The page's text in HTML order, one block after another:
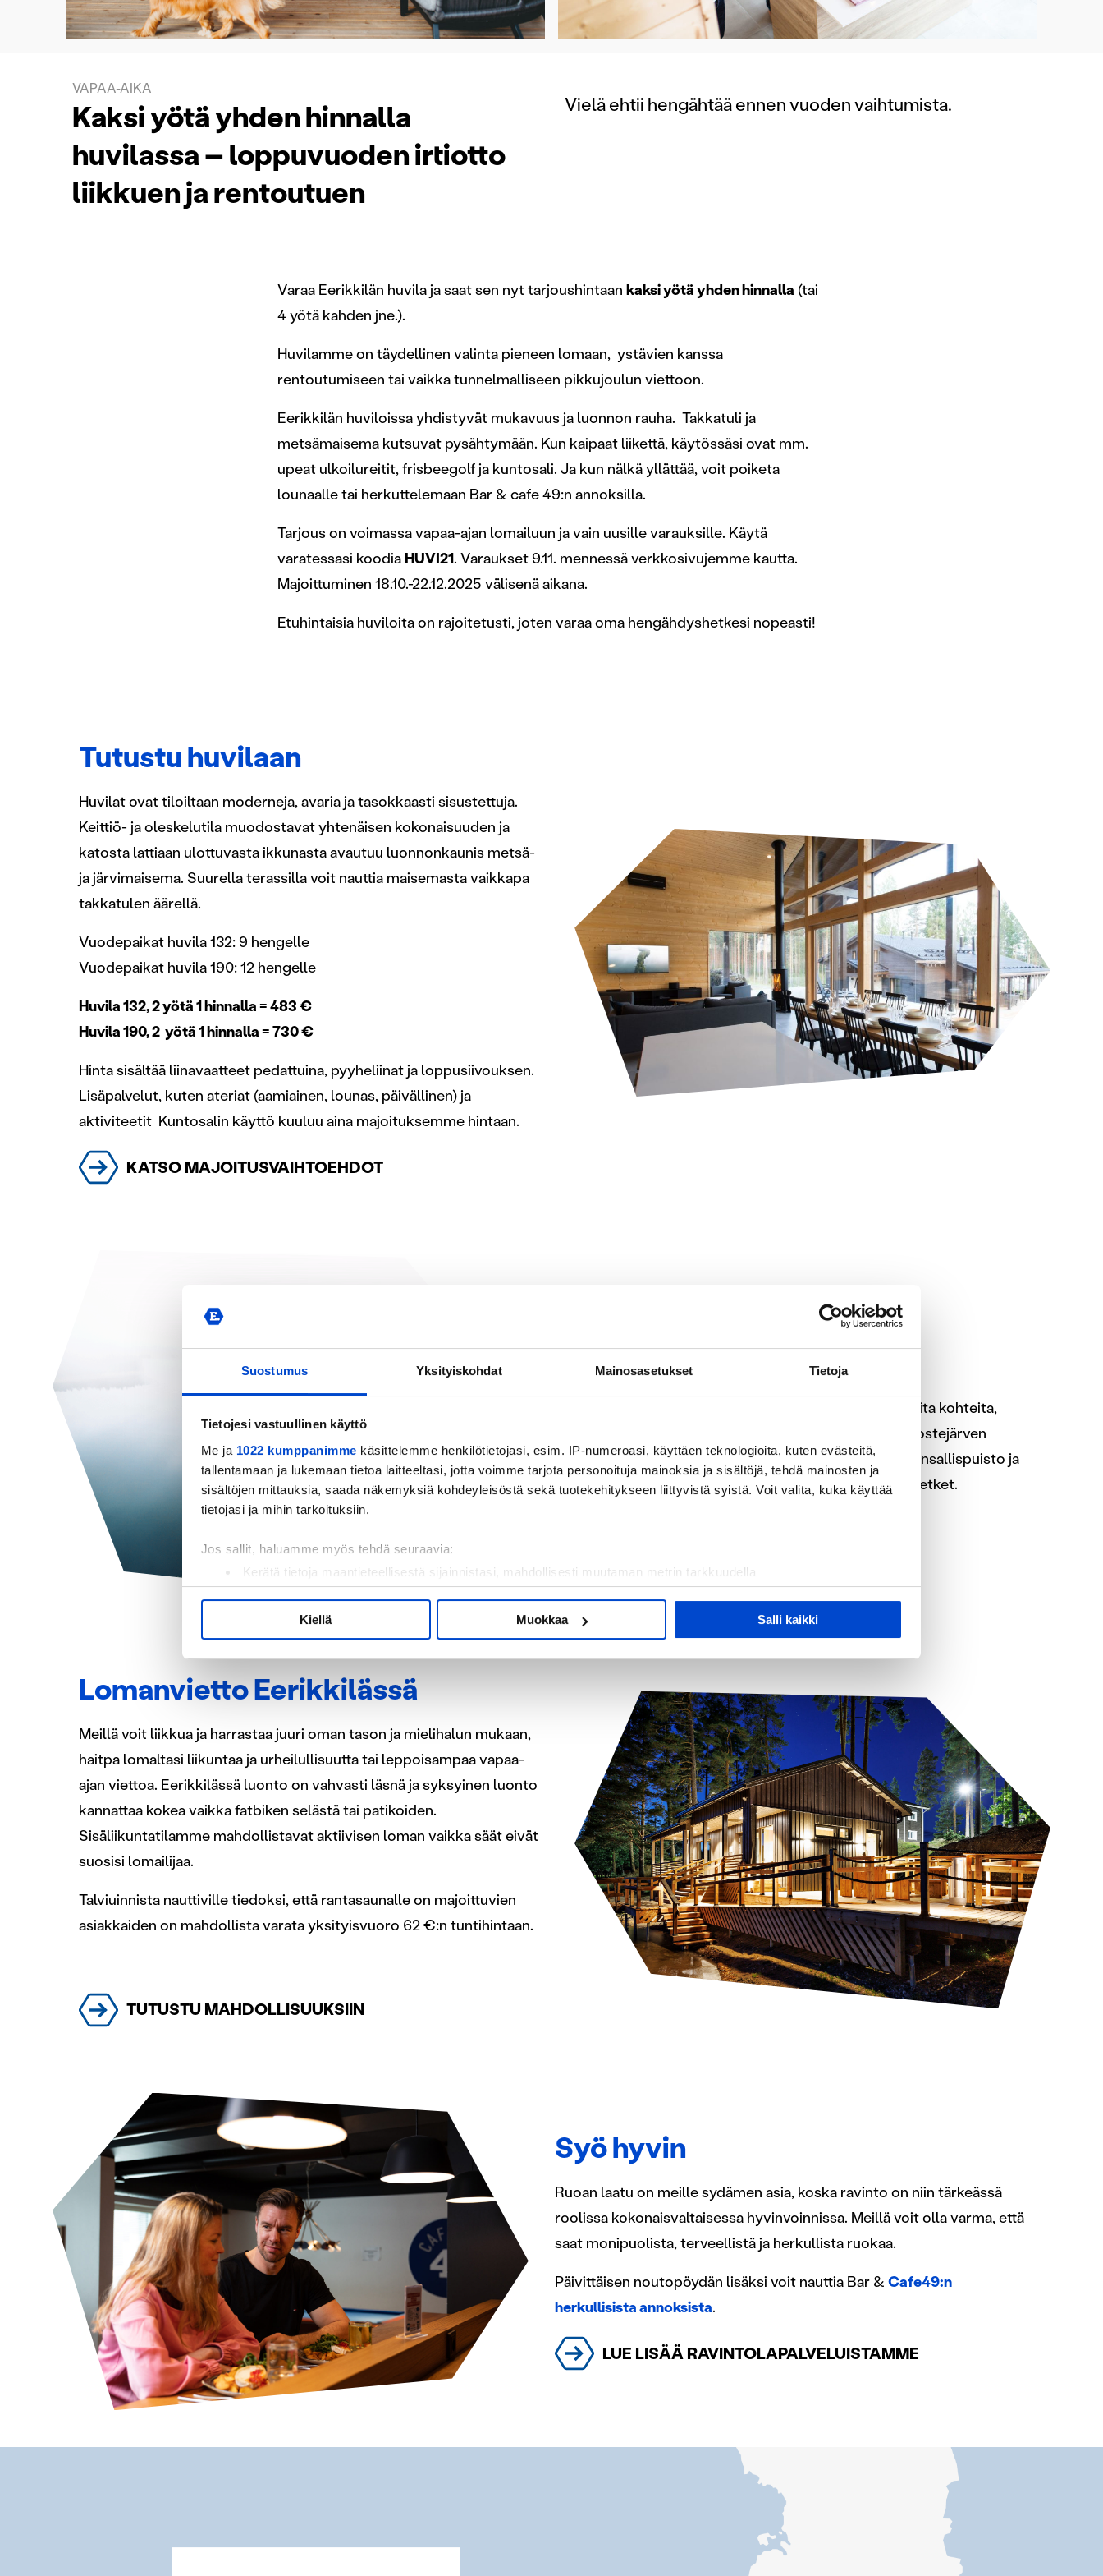
Suostumus Yksityiskohdat Mainosasetukset Tietoja
Tietojesi vastuullinen käyttö
Me ja 1022 kumppanimme käsittelemme henkilötietojasi, esim. IP-numeroasi, käyttäen teknologioita, kuten evästeitä,
tallentamaan ja lukemaan tietoa laitteeltasi, jotta voimme tarjota personoituja mainoksia ja sisältöjä, tehdä mainosten ja
sisältöjen mittauksia, saada näkemyksiä kohdeyleisöstä sekä tuotekehitykseen liittyvistä syistä. Voit valita, kuka käyttää
tietojasi ja mihin tarkoituksiin.
Jos sallit, haluamme myös tehdä seuraavia:
Kerätä tietoja maantieteellisestä sijainnistasi, mahdollisesti muutaman metrin tarkkuudella
Tunnistaa laitteesi skannaamalla sen ominaispiirteitä aktiivisesti (sormenjäljen muodostaminen)
Lue lisää siitä, miten henkilötietojasi käsitellään ja miten voit määrittää asetuksesi
. Voit muuttaa
suostumustasi tai peruuttaa sen milloin vain evästeilmoituksessa.
ja kävijämäärämme analysoimiseen. Lisäksi jaamme sosiaalisen median, mainosalan ja analytiikka-alan
kumppaneillemme tietoja siitä, miten käytät sivustoamme. Kumppanimme voivat yhdistää näitä tietoja muihin tietoihin, joita
olet antanut heille tai joita on kerätty, kun olet käyttänyt heidän palvelujaan.
Kiellä Muokkaa Salli kaikki
VAPAA-AIKA
Kaksi yötä yhden hinnalla
huvilassa – loppuvuoden irtiotto
liikkuen ja rentoutuen
Vielä ehtii hengähtää ennen vuoden vaihtumista.
Varaa Eerikkilän huvila ja saat sen nyt tarjoushintaan kaksi yötä yhden hinnalla (tai
4 yötä kahden jne.).
Huvilamme on täydellinen valinta pieneen lomaan, ystävien kanssa
rentoutumiseen tai vaikka tunnelmalliseen pikkujoulun viettoon.
Eerikkilän huviloissa yhdistyvät mukavuus ja luonnon rauha. Takkatuli ja
metsämaisema kutsuvat pysähtymään. Kun kaipaat liikettä, käytössäsi ovat mm.
upeat ulkoilureitit, frisbeegolf ja kuntosali. Ja kun nälkä yllättää, voit poiketa
lounaalle tai herkuttelemaan Bar & cafe 49:n annoksilla.
Tarjous on voimassa vapaa-ajan lomailuun ja vain uusille varauksille. Käytä
varatessasi koodiaHUVI21. Varaukset 9.11. mennessä verkkosivujemme kautta.
Majoittuminen 18.10.-22.12.2025 välisenä aikana.
Etuhintaisia huviloita on rajoitetusti, joten varaa oma hengähdyshetkesi nopeasti!
Tutustu huvilaan
Huvilat ovat tiloiltaan moderneja, avaria ja tasokkaasti sisustettuja.
Keittiö- ja oleskelutila muodostavat yhtenäisen kokonaisuuden ja
katosta lattiaan ulottuvasta ikkunasta avautuu luonnonkaunis metsä-
ja järvimaisema. Suurella terassilla voit nauttia maisemasta vaikkapa
takkatulen äärellä.
Vuodepaikat huvila 132: 9 hengelle
Vuodepaikat huvila 190: 12 hengelle
Huvila 132, 2 yötä 1 hinnalla = 483 €
Huvila 190, 2 yötä 1 hinnalla = 730 €
Hinta sisältää liinavaatteet pedattuina, pyyheliinat ja loppusiivouksen.
Lisäpalvelut, kuten ateriat (aamiainen, lounas, päivällinen) ja
aktiviteetit Kuntosalin käyttö kuuluu aina majoituksemme hintaan.
KATSO MAJOITUSVAIHTOEHDOT
lähiympäristössä
Eerikkilän välittömästä läheisyydestä löydät useita upeita kohteita,
jotka tarjoavat kävijälleen hienoja luontoelämyksiä. Ruostejärven
virkistysalue, Liesjärven kansallispuisto, Torronsuon kansallispuisto ja
Melkuttimien alue mahdollistavat ikimuistoiset luontoretket.
Lomanvietto Eerikkilässä
Meillä voit liikkua ja harrastaa juuri oman tason ja mielihalun mukaan,
haitpa lomaltasi liikuntaa ja urheilullisuutta tai leppoisampaa vapaa-
ajan viettoa. Eerikkilässä luonto on vahvasti läsnä ja syksyinen luonto
kannattaa kokea vaikka fatbiken selästä tai patikoiden.
Sisäliikuntatilamme mahdollistavat aktiivisen loman vaikka säät eivät
suosisi lomailijaa.
Talviuinnista nauttiville tiedoksi, että rantasaunalle on majoittuvien
asiakkaiden on mahdollista varata yksityisvuoro 62 €:n tuntihintaan.
TUTUSTU MAHDOLLISUUKSIIN
Syö hyvin
Ruoan laatu on meille sydämen asia, koska ravinto on niin tärkeässä
roolissa kokonaisvaltaisessa hyvinvoinnissa. Meillä voit olla varma, että
saat monipuolista, terveellistä ja herkullista ruokaa.
Päivittäisen noutopöydän lisäksi voit nauttia Bar & Cafe49:n
herkullisista annoksista.
LUE LISÄÄ RAVINTOLAPALVELUISTAMME